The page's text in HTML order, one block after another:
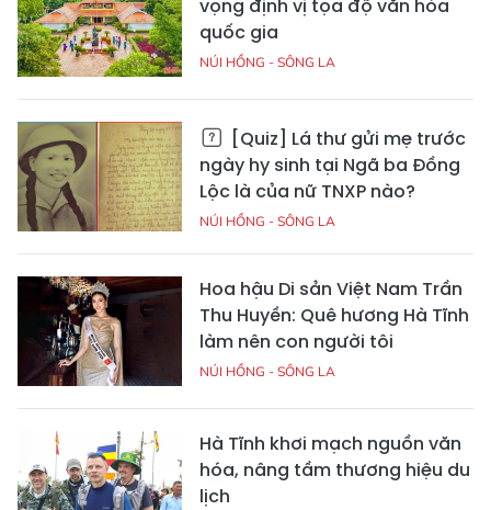
vọng định vị tọa độ văn hóa
quốc gia
NÚI HỒNG - SÔNG LA
[Quiz] Lá thư gửi mẹ trước
ngày hy sinh tại Ngã ba Đồng
Lộc là của nữ TNXP nào?
NÚI HỒNG - SÔNG LA
Hoa hậu Di sản Việt Nam Trần
Thu Huyền: Quê hương Hà Tĩnh
làm nên con người tôi
NÚI HỒNG - SÔNG LA
Hà Tĩnh khơi mạch nguồn văn
hóa, nâng tầm thương hiệu du
lịch